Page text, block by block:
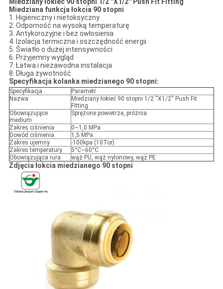
Miedziany łokieć 90 stopni 1/2 ''X1/2'' Push Fit Fitting
Miedziana funkcja łokcia 90 stopni
1. Higieniczny i nietoksyczny
2. Odporność na wysoką temperaturę
3. Antykorozyjne i bez owłosienia
4. Izolacja termiczna i oszczędność energii
5. Światło o dużej intensywności
6. Przyjemny wygląd
7. Łatwa i niezawodna instalacja
8. Długa żywotność
Specyfikacja kolanka miedzianego 90 stopni:
Specyfikacja
Parametr
Nazwa
Miedziany łokieć 90 stopni 1/2 ''X1/2'' Push Fit
Fitting
Obowiązujące
medium
Sprężone powietrze, próżnia
Zakres ciśnienia
0~1,0 MPa
Dowód ciśnienia
1,5 MPa
Zakres ujemny
-100kpa (10Tor)
Zakres temperatury
5°C~60°C
Obowiązująca rura
wąż PU, wąż nylonowy, wąż PE
Zdjęcia łokcia miedzianego 90 stopni